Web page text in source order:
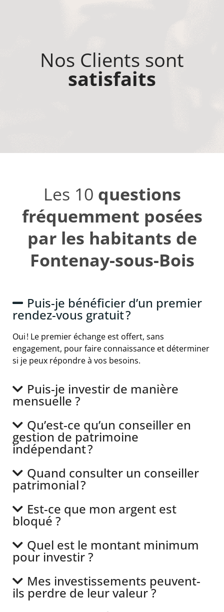
Nos Clients sont
satisfaits
Les 10 questions
fréquemment posées
par les habitants de
Fontenay-sous-Bois
Puis-je bénéficier d’un premier
rendez-vous gratuit ?
Oui ! Le premier échange est offert, sans
engagement, pour faire connaissance et déterminer
si je peux répondre à vos besoins.
Puis-je investir de manière
mensuelle ?
Qu’est-ce qu’un conseiller en
gestion de patrimoine
indépendant ?
Quand consulter un conseiller
patrimonial ?
Est-ce que mon argent est
bloqué ?
Quel est le montant minimum
pour investir ?
Mes investissements peuvent-
ils perdre de leur valeur ?